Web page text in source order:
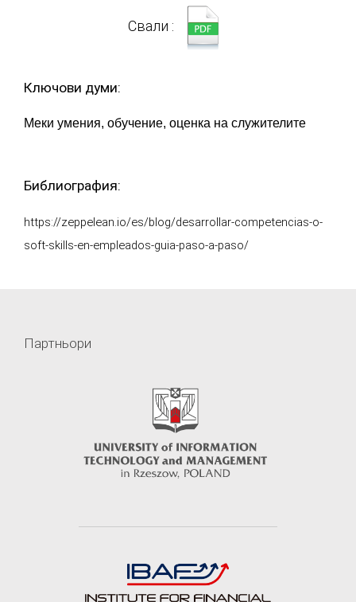
Свали :
Ключови думи:
Меки умения, обучение, оценка на служителите
Библиография:
https://zeppelean.io/es/blog/desarrollar-competencias-o-
soft-skills-en-empleados-guia-paso-a-paso/
Партньори